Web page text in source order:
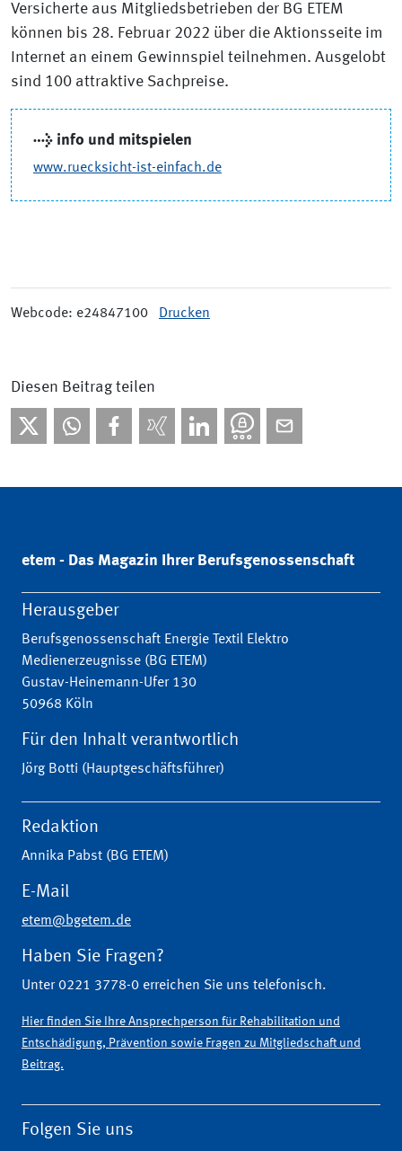
Versicherte aus Mitgliedsbetrieben der BG ETEM
können bis 28. Februar 2022 über die Aktionsseite im
Internet an einem Gewinnspiel teilnehmen. Ausgelobt
sind 100 attraktive Sachpreise.
→ info und mitspielen
www.ruecksicht-ist-einfach.de
Webcode: e24847100 Drucken
Diesen Beitrag teilen
etem - Das Magazin Ihrer Berufsgenossenschaft
Herausgeber
Berufsgenossenschaft Energie Textil Elektro
Medienerzeugnisse (BG ETEM)
Gustav-Heinemann-Ufer 130
50968 Köln
Für den Inhalt verantwortlich
Jörg Botti (Hauptgeschäftsführer)
Redaktion
Annika Pabst (BG ETEM)
E-Mail
etem@bgetem.de
Haben Sie Fragen?
Unter 0221 3778-0 erreichen Sie uns telefonisch.
Hier finden Sie Ihre Ansprechperson für Rehabilitation und
Entschädigung, Prävention sowie Fragen zu Mitgliedschaft und
Beitrag.
Folgen Sie uns